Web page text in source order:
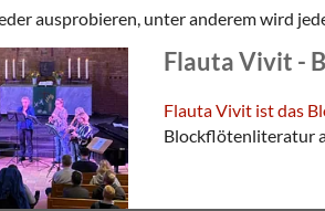
ausprobieren, unter anderem wird
Flauta Vivit -
Flauta Vivit ist das
Blockflötenliteratur